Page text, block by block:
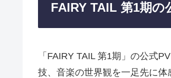
FAIRY TAIL 第1期の
「FAIRY TAIL 第1期」の公式
技、音楽の世界観を一足先に体